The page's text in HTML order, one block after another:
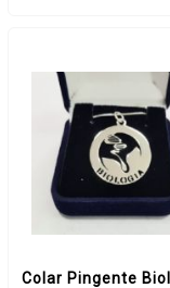
Colar Pingente